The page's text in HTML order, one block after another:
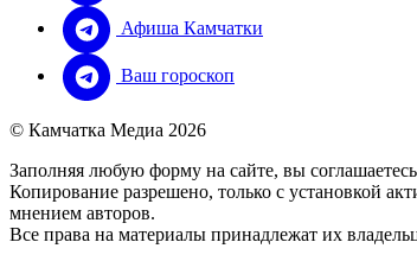
Афиша Камчатки
Ваш гороскоп
© Камчатка Медиа 2026
Заполняя любую форму на сайте, вы
Копирование разрешено, только с установкой
мнением авторов.
Все права на материалы принадлежат их